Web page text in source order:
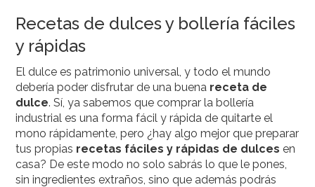
Recetas de dulces y bollería fáciles
y rápidas
El dulce es patrimonio universal, y todo el mundo
debería poder disfrutar de una buena receta de
dulce. Sí, ya sabemos que comprar la bollería
industrial es una forma fácil y rápida de quitarte el
mono rápidamente, pero ¿hay algo mejor que preparar
tus propias recetas fáciles y rápidas de dulces en
casa? De este modo no solo sabrás lo que le pones,
sin ingredientes extraños, sino que además podrás